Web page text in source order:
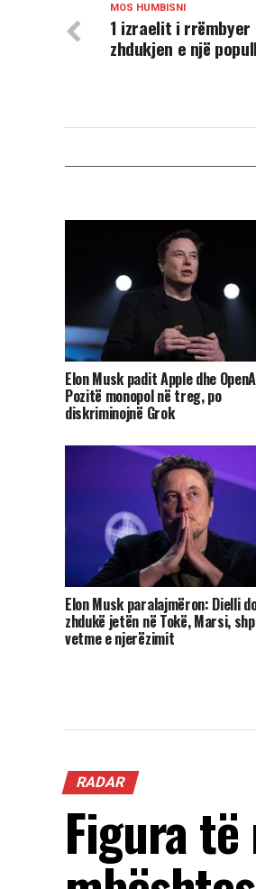
MOS HUMBISNI
1 izraelit i rrëmbyer
zhdukjen e një
Elon Musk padit Apple dhe
Pozitë monopol në treg, po
diskriminojnë Grok
Elon Musk paralajmëron: Dielli
zhdukë jetën në Tokë, Marsi,
vetme e njerëzimit
RADAR
Figura